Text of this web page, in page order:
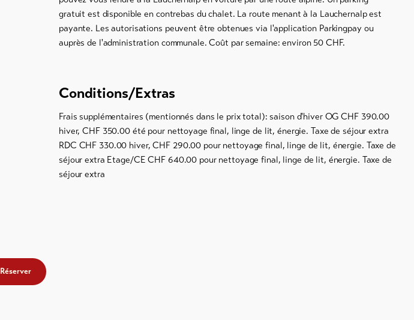
gratuit est disponible en contrebas du chalet. La route menant à la Lauchernalp est
payante. Les autorisations peuvent être obtenues via l'application Parkingpay ou
auprès de l'administration communale. Coût par semaine: environ 50 CHF.
Conditions/Extras
Frais supplémentaires (mentionnés dans le prix total): saison d'hiver OG CHF 390.00
hiver, CHF 350.00 été pour nettoyage final, linge de lit, énergie. Taxe de séjour extra
RDC CHF 330.00 hiver, CHF 290.00 pour nettoyage final, linge de lit, énergie. Taxe de
séjour extra Etage/CE CHF 640.00 pour nettoyage final, linge de lit, énergie. Taxe de
séjour extra
Réserver